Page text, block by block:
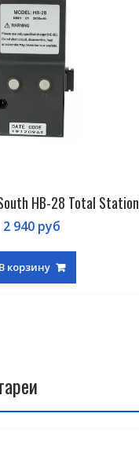
HB-28 Total Station
2 940 руб
В корзину